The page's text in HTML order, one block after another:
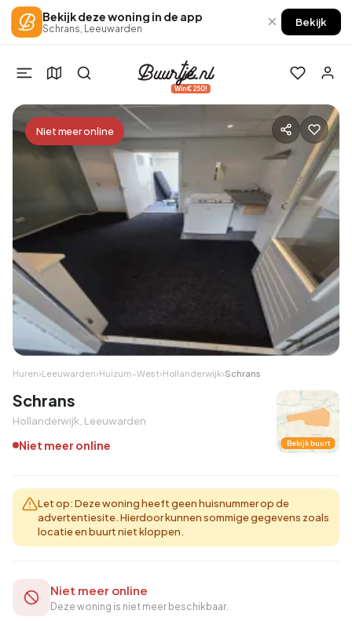
Bekijk deze woning in de app
Schrans, Leeuwarden × Bekijk
Win €250!
Niet meer online
Huren›Leeuwarden›Huizum-West›Hollanderwijk›Schrans
Schrans
Hollanderwijk, Leeuwarden
Niet meer online Bekijk buurt
Let op: Deze woning heeft geen huisnummer op de
advertentiesite. Hierdoor kunnen sommige gegevens zoals
locatie en buurt niet kloppen.
Niet meer online
Deze woning is niet meer beschikbaar.